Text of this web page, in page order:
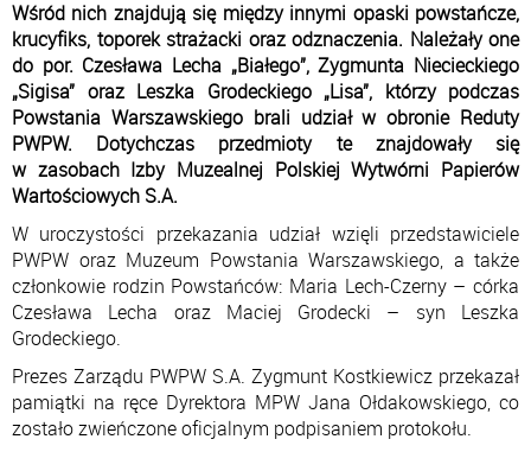
Wśród nich znajdują się między innymi opaski powstańcze,
krucyfiks, toporek strażacki oraz odznaczenia. Należały one
do por. Czesława Lecha „Białego”, Zygmunta Niecieckiego
„Sigisa” oraz Leszka Grodeckiego „Lisa”, którzy podczas
Powstania Warszawskiego brali udział w obronie Reduty
PWPW. Dotychczas przedmioty te znajdowały się
w zasobach Izby Muzealnej Polskiej Wytwórni Papierów
Wartościowych S.A.
W uroczystości przekazania udział wzięli przedstawiciele
PWPW oraz Muzeum Powstania Warszawskiego, a także
członkowie rodzin Powstańców: Maria Lech-Czerny – córka
Czesława Lecha oraz Maciej Grodecki – syn Leszka
Grodeckiego.
Prezes Zarządu PWPW S.A. Zygmunt Kostkiewicz przekazał
pamiątki na ręce Dyrektora MPW Jana Ołdakowskiego, co
zostało zwieńczone oficjalnym podpisaniem protokołu.